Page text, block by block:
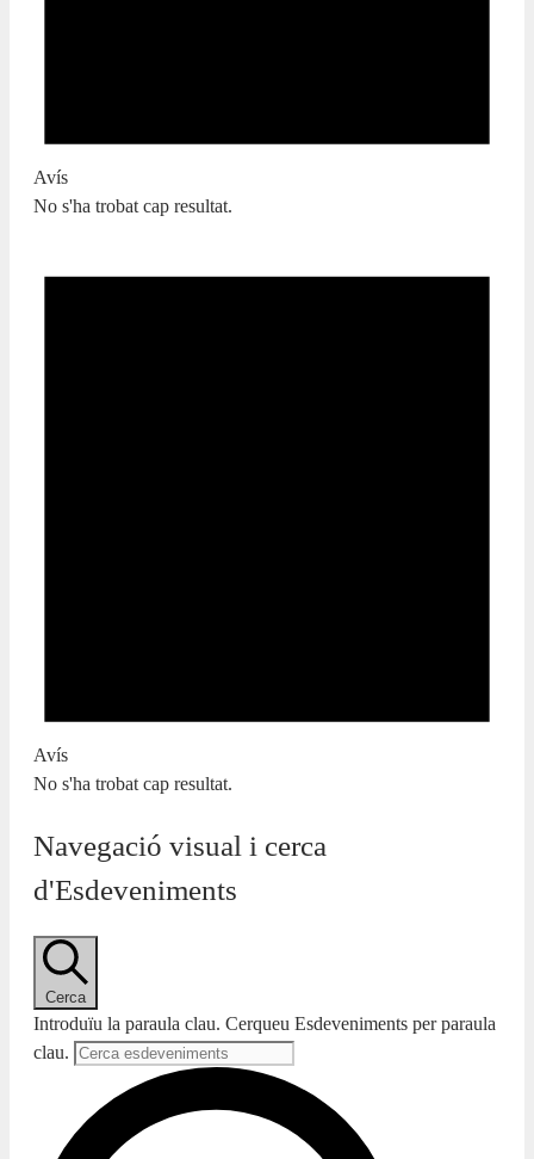
Avís
No s'ha trobat cap resultat.
Avís
No s'ha trobat cap resultat.
Navegació visual i cerca
d'Esdeveniments
Cerca
Introduïu la paraula clau. Cerqueu Esdeveniments per paraula
clau.